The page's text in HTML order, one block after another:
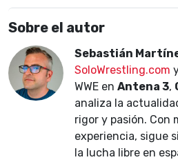
Sobre el autor
Sebastián
SoloWrestling.com
WWE en Antena 3,
analiza la
rigor y pasión. Con
experiencia, sigue
la lucha libre en